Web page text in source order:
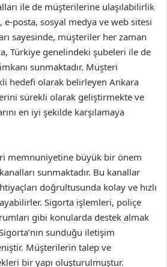
ile de müşterilerine ulaşılabilirlik
e-posta, sosyal medya ve web sitesi
sayesinde, müşteriler her zaman
Türkiye genelindeki şubeleri ile de
sunmaktadır. Müşteri
hedefi olarak belirleyen Ankara
sürekli olarak geliştirmekte ve
en iyi şekilde karşılamaya
memnuniyetine büyük bir önem
sunmaktadır. Bu kanallar
doğrultusunda kolay ve hızlı
Sigorta işlemleri, poliçe
gibi konularda destek almak
sunduğu iletişim
Müşterilerin talep ve
bir yapı oluşturulmuştur.